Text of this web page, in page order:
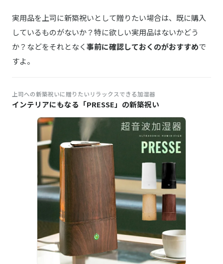
実用品を上司に新築祝いとして贈りたい場合は、既に購入
しているものがないか？特に欲しい実用品はないかどう
か？などをそれとなく事前に確認しておくのがおすすめで
すよ。
上司への新築祝いに贈りたいリラックスできる加湿器
インテリアにもなる「PRESSE」の新築祝い